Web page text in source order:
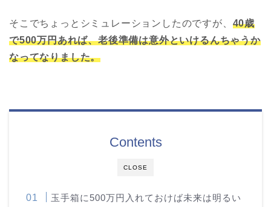
そこでちょっとシミュレーションしたのですが、 40歳
で500万円あれば、老後準備は意外といけるんちゃうか
なってなりました。
CLOSE
Contents
玉手箱に500万円入れておけば未来は明るい